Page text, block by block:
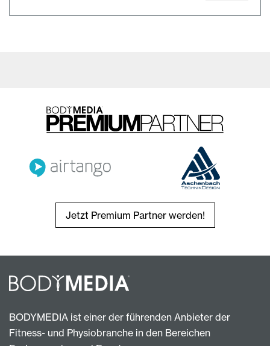
Jetzt Premium Partner werden!
BODYMEDIA ist einer der führenden Anbieter der
Fitness- und Physiobranche in den Bereichen